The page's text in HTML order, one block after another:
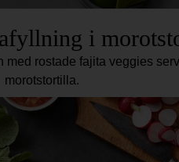
i
med rostade fajita veggies
morotstortilla.